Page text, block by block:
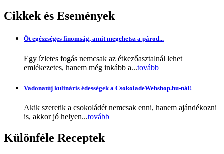
Cikkekés Események
Öt egészséges finomság, amit megehetsz a párod...
Egy ízletes fogás nemcsak az étkezőasztalnál lehet
emlékezetes, hanem még inkább a...tovább
Vadonatúj kulináris édességek a CsokoladeWebshop.hu-nál!
Akik szeretik a csokoládét nemcsak enni, hanem ajándékozni
is, akkor jó helyen...tovább
Különféle Receptek